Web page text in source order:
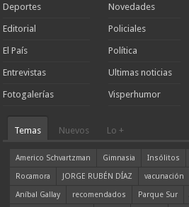
Deportes
Editorial
El País
Entrevistas
Fotogalerías
Novedades
Policiales
Política
Ultimas noticias
Visperhumor
Temas Nuevos Lo +
Americo Schvartzman Gimnasia Insólitos
Rocamora
JORGE RUBÉN DÍAZ vacunación
Aníbal Gallay
recomendados Parque Sur